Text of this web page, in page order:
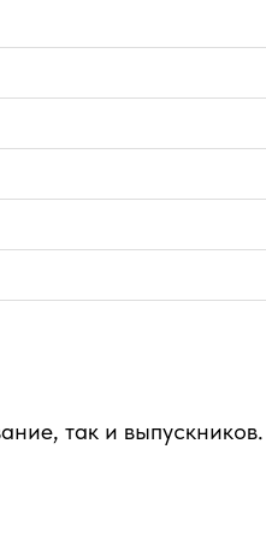
так и выпускников.